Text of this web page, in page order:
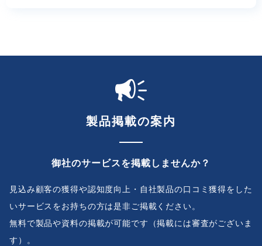
製品掲載の案内
御社のサービスを掲載しませんか？
見込み顧客の獲得や認知度向上・自社製品の口コミ獲得をした
いサービスをお持ちの方は是非ご掲載ください。
無料で製品や資料の掲載が可能です（掲載には審査がございま
す）。